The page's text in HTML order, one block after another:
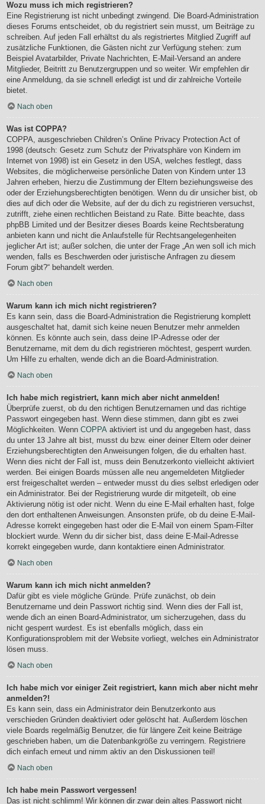
Wozu muss ich mich registrieren?
Eine Registrierung ist nicht unbedingt zwingend. Die Board-Administration
dieses Forums entscheidet, ob du registriert sein musst, um Beiträge zu
schreiben. Auf jeden Fall erhältst du als registriertes Mitglied Zugriff auf
zusätzliche Funktionen, die Gästen nicht zur Verfügung stehen: zum
Beispiel Avatarbilder, Private Nachrichten, E-Mail-Versand an andere
Mitglieder, Beitritt zu Benutzergruppen und so weiter. Wir empfehlen dir
eine Anmeldung, da sie schnell erledigt ist und dir zahlreiche Vorteile
bietet.
Nach oben
Was ist COPPA?
COPPA, ausgeschrieben Children’s Online Privacy Protection Act of
1998 (deutsch: Gesetz zum Schutz der Privatsphäre von Kindern im
Internet von 1998) ist ein Gesetz in den USA, welches festlegt, dass
Websites, die möglicherweise persönliche Daten von Kindern unter 13
Jahren erheben, hierzu die Zustimmung der Eltern beziehungsweise des
oder der Erziehungsberechtigten benötigen. Wenn du dir unsicher bist, ob
dies auf dich oder die Website, auf der du dich zu registrieren versuchst,
zutrifft, ziehe einen rechtlichen Beistand zu Rate. Bitte beachte, dass
phpBB Limited und der Besitzer dieses Boards keine Rechtsberatung
anbieten kann und nicht die Anlaufstelle für Rechtsangelegenheiten
jeglicher Art ist; außer solchen, die unter der Frage „An wen soll ich mich
wenden, falls es Beschwerden oder juristische Anfragen zu diesem
Forum gibt?“ behandelt werden.
Nach oben
Warum kann ich mich nicht registrieren?
Es kann sein, dass die Board-Administration die Registrierung komplett
ausgeschaltet hat, damit sich keine neuen Benutzer mehr anmelden
können. Es könnte auch sein, dass deine IP-Adresse oder der
Benutzername, mit dem du dich registrieren möchtest, gesperrt wurden.
Um Hilfe zu erhalten, wende dich an die Board-Administration.
Nach oben
Ich habe mich registriert, kann mich aber nicht anmelden!
Überprüfe zuerst, ob du den richtigen Benutzernamen und das richtige
Passwort eingegeben hast. Wenn diese stimmen, dann gibt es zwei
Möglichkeiten. Wenn COPPA aktiviert ist und du angegeben hast, dass
du unter 13 Jahre alt bist, musst du bzw. einer deiner Eltern oder deiner
Erziehungsberechtigten den Anweisungen folgen, die du erhalten hast.
Wenn dies nicht der Fall ist, muss dein Benutzerkonto vielleicht aktiviert
werden. Bei einigen Boards müssen alle neu angemeldeten Mitglieder
erst freigeschaltet werden – entweder musst du dies selbst erledigen oder
ein Administrator. Bei der Registrierung wurde dir mitgeteilt, ob eine
Aktivierung nötig ist oder nicht. Wenn du eine E-Mail erhalten hast, folge
den dort enthaltenen Anweisungen. Ansonsten prüfe, ob du deine E-Mail-
Adresse korrekt eingegeben hast oder die E-Mail von einem Spam-Filter
blockiert wurde. Wenn du dir sicher bist, dass deine E-Mail-Adresse
korrekt eingegeben wurde, dann kontaktiere einen Administrator.
Nach oben
Warum kann ich mich nicht anmelden?
Dafür gibt es viele mögliche Gründe. Prüfe zunächst, ob dein
Benutzername und dein Passwort richtig sind. Wenn dies der Fall ist,
wende dich an einen Board-Administrator, um sicherzugehen, dass du
nicht gesperrt wurdest. Es ist ebenfalls möglich, dass ein
Konfigurationsproblem mit der Website vorliegt, welches ein Administrator
lösen muss.
Nach oben
Ich habe mich vor einiger Zeit registriert, kann mich aber nicht mehr
anmelden?!
Es kann sein, dass ein Administrator dein Benutzerkonto aus
verschieden Gründen deaktiviert oder gelöscht hat. Außerdem löschen
viele Boards regelmäßig Benutzer, die für längere Zeit keine Beiträge
geschrieben haben, um die Datenbankgröße zu verringern. Registriere
dich einfach erneut und nimm aktiv an den Diskussionen teil!
Nach oben
Ich habe mein Passwort vergessen!
Das ist nicht schlimm! Wir können dir zwar dein altes Passwort nicht